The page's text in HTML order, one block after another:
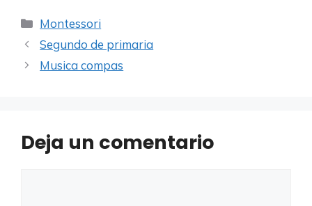
Categorías
Montessori
Segundo de primaria
Musica compas
Deja un comentario